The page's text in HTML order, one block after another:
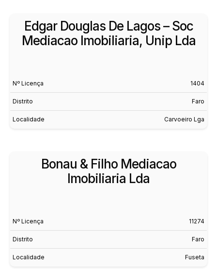
Edgar Douglas De Lagos – Soc
Mediacao Imobiliaria, Unip Lda
Nº Licença 1404
Distrito Faro
Localidade Carvoeiro Lga
Bonau & Filho Mediacao
Imobiliaria Lda
Nº Licença 11274
Distrito Faro
Localidade Fuseta